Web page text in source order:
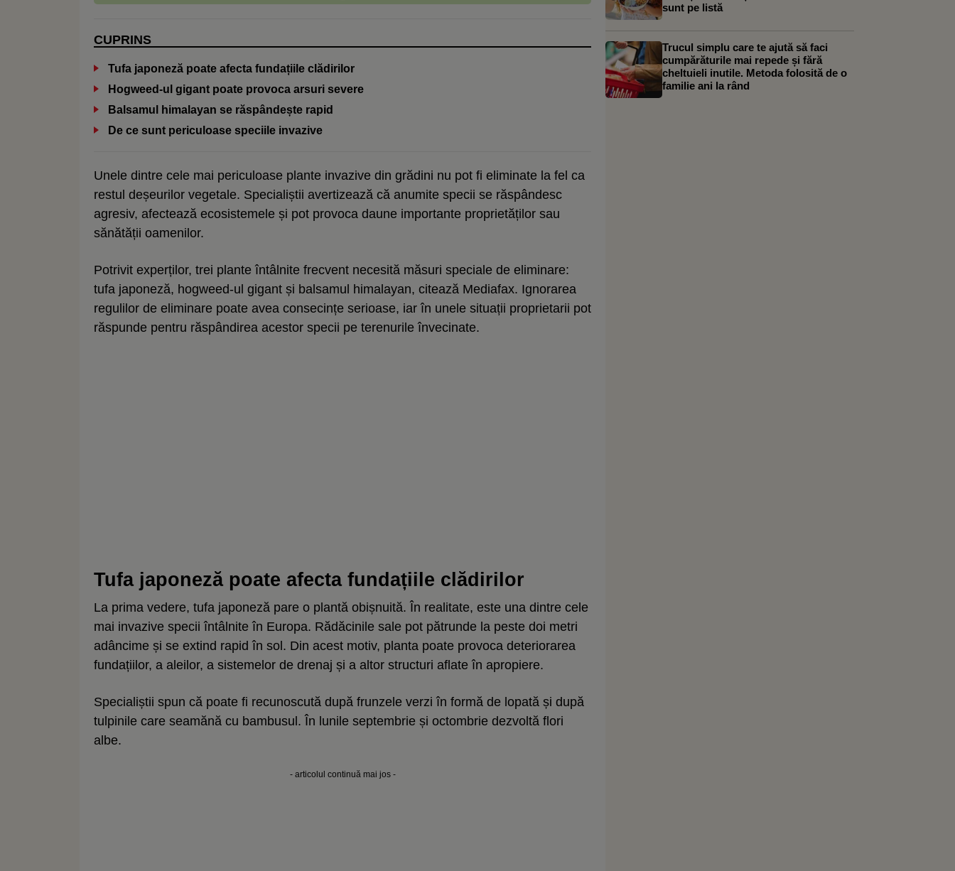
CUPRINS
Tufa japoneză poate afecta fundațiile clădirilor
Hogweed-ul gigant poate provoca arsuri severe
Balsamul himalayan se răspândește rapid
De ce sunt periculoase speciile invazive
Unele dintre cele mai periculoase plante invazive din grădini nu pot fi eliminate la fel ca
restul deșeurilor vegetale. Specialiștii avertizează că anumite specii se răspândesc
agresiv, afectează ecosistemele și pot provoca daune importante proprietăților sau
sănătății oamenilor.
Potrivit experților, trei plante întâlnite frecvent necesită măsuri speciale de eliminare:
tufa japoneză, hogweed-ul gigant și balsamul himalayan, citează Mediafax. Ignorarea
regulilor de eliminare poate avea consecințe serioase, iar în unele situații proprietarii pot
răspunde pentru răspândirea acestor specii pe terenurile învecinate.
Tufa japoneză poate afecta fundațiile clădirilor
La prima vedere, tufa japoneză pare o plantă obișnuită. În realitate, este una dintre cele
mai invazive specii întâlnite în Europa. Rădăcinile sale pot pătrunde la peste doi metri
adâncime și se extind rapid în sol. Din acest motiv, planta poate provoca deteriorarea
fundațiilor, a aleilor, a sistemelor de drenaj și a altor structuri aflate în apropiere.
Specialiștii spun că poate fi recunoscută după frunzele verzi în formă de lopată și după
tulpinile care seamănă cu bambusul. În lunile septembrie și octombrie dezvoltă flori
albe.
- articolul continuă mai jos -
sunt pe listă
Trucul simplu care te ajută să faci
cumpărăturile mai repede și fără
cheltuieli inutile. Metoda folosită de o
familie ani la rând